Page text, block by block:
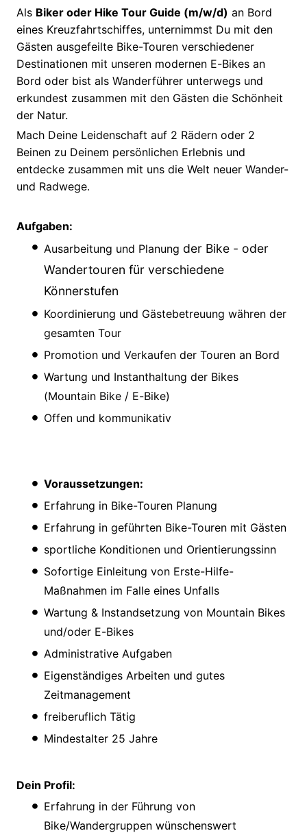
Als Biker oder Hike Tour Guide (m/w/d) an Bord
eines Kreuzfahrtschiffes, unternimmst Du mit den
Gästen ausgefeilte Bike-Touren verschiedener
Destinationen mit unseren modernen E-Bikes an
Bord oder bist als Wanderführer unterwegs und
erkundest zusammen mit den Gästen die Schönheit
der Natur.
Mach Deine Leidenschaft auf 2 Rädern oder 2
Beinen zu Deinem persönlichen Erlebnis und
entdecke zusammen mit uns die Welt neuer Wander-
und Radwege.
Aufgaben:
Ausarbeitung und Planung der Bike - oder
Wandertouren für verschiedene
Könnerstufen
Koordinierung und Gästebetreuung währen der
gesamten Tour
Promotion und Verkaufen der Touren an Bord
Wartung und Instanthaltung der Bikes
(Mountain Bike / E-Bike)
Offen und kommunikativ
Voraussetzungen:
Erfahrung in Bike-Touren Planung
Erfahrung in geführten Bike-Touren mit Gästen
sportliche Konditionen und Orientierungssinn
Sofortige Einleitung von Erste-Hilfe-
Maßnahmen im Falle eines Unfalls
Wartung & Instandsetzung von Mountain Bikes
und/oder E-Bikes
Administrative Aufgaben
Eigenständiges Arbeiten und gutes
Zeitmanagement
freiberuflich Tätig
Mindestalter 25 Jahre
Dein Profil:
Erfahrung in der Führung von
Bike/Wandergruppen wünschenswert